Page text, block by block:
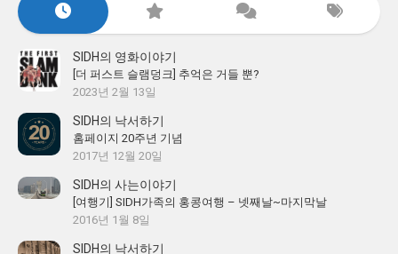
SIDH의 영화이야기
[더 퍼스트 슬램덩크] 추억은 거들 뿐?
2023년 2월 13일
SIDH의 낙서하기
홈페이지 20주년 기념
2017년 12월 20일
SIDH의 사는이야기
[여행기] SIDH가족의 홍콩여행 – 넷째날~마지막날
2016년 1월 8일
SIDH의 낙서하기